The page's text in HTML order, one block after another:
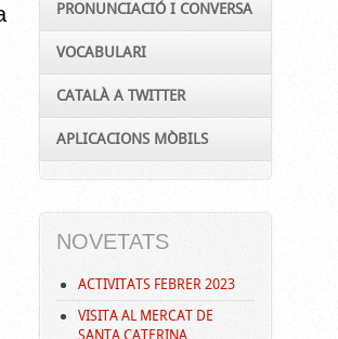
PRONUNCIACIÓ I CONVERSA
VOCABULARI
CATALÀ A TWITTER
APLICACIONS MÒBILS
NOVETATS
ACTIVITATS FEBRER 2023
VISITA AL MERCAT DE
SANTA CATERINA